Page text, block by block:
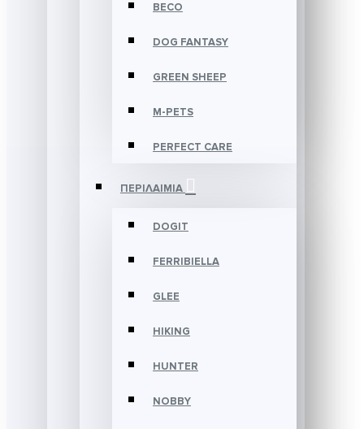
BECO
DOG FANTASY
GREEN SHEEP
M-PETS
PERFECT CARE
ΠΕΡΙΛΑΙΜΙΑ
DOGIT
FERRIBIELLA
GLEE
HIKING
HUNTER
NOBBY